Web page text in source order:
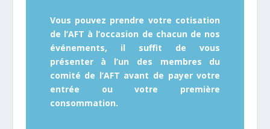
Vous pouvez prendre votre cotisation
de l’AFT à l’occasion de chacun de nos
événements, il suffit de vous
présenter à l’un des membres du
comité de l’AFT avant de payer votre
entrée ou votre première
consommation.